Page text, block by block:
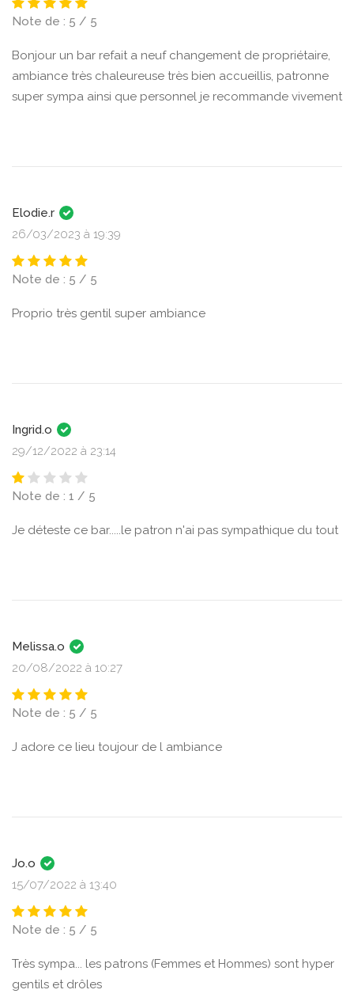
Note de : 5 / 5
Bonjour un bar refait a neuf changement de propriétaire,
ambiance très chaleureuse très bien accueillis, patronne
super sympa ainsi que personnel je recommande vivement
Elodie.r
26/03/2023 à 19:39
Note de : 5 / 5
Proprio très gentil super ambiance
Ingrid.o
29/12/2022 à 23:14
Note de : 1 / 5
Je déteste ce bar.....le patron n'ai pas sympathique du tout
Melissa.o
20/08/2022 à 10:27
Note de : 5 / 5
J adore ce lieu toujour de l ambiance
Jo.o
15/07/2022 à 13:40
Note de : 5 / 5
Très sympa... les patrons (Femmes et Hommes) sont hyper
gentils et drôles